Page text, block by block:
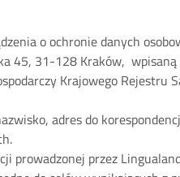
o ochronie danych
45, 31-128 Kraków,
Krajowego Rejestru
adres do
prowadzonej przez